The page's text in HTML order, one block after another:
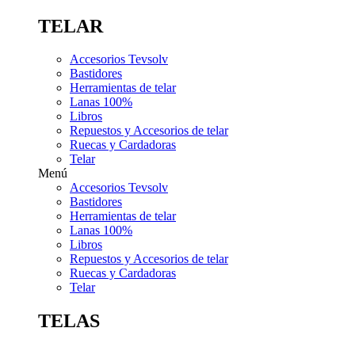
TELAR
Accesorios Tevsolv
Bastidores
Herramientas de telar
Lanas 100%
Libros
Repuestos y Accesorios de telar
Ruecas y Cardadoras
Telar
Menú
Accesorios Tevsolv
Bastidores
Herramientas de telar
Lanas 100%
Libros
Repuestos y Accesorios de telar
Ruecas y Cardadoras
Telar
TELAS